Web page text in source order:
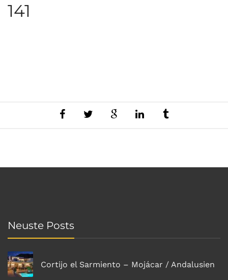
141
Neuste Posts
Cortijo el Sarmiento – Mojácar / Andalusien